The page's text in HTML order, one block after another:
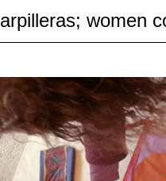
arpilleras; women